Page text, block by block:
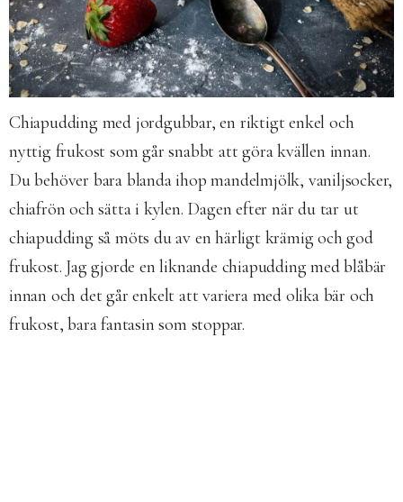
Chiapudding med jordgubbar, en riktigt enkel och
nyttig frukost som går snabbt att göra kvällen innan.
Du behöver bara blanda ihop mandelmjölk, vaniljsocker,
chiafrön och sätta i kylen. Dagen efter när du tar ut
chiapudding så möts du av en härligt krämig och god
frukost. Jag gjorde en liknande chiapudding med blåbär
innan och det går enkelt att variera med olika bär och
frukost, bara fantasin som stoppar.